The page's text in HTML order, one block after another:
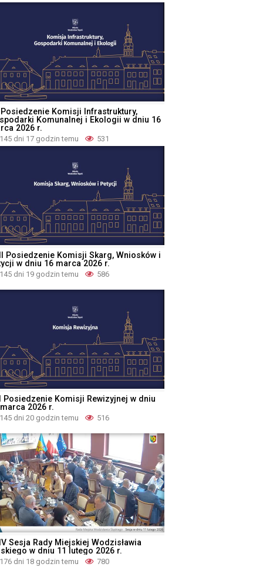
Komisji Infrastruktury,
Komunalnej i Ekologii w dniu 16
2026 r.
145 dni 17 godzin temu 531
Posiedzenie Komisji Skarg, Wniosków i
w dniu 16 marca 2026 r.
145 dni 19 godzin temu 586
Posiedzenie Komisji Rewizyjnej w dniu
2026 r.
145 dni 20 godzin temu 516
Sesja Rady Miejskiej Wodzisławia
w dniu 11 lutego 2026 r.
176 dni 18 godzin temu 780